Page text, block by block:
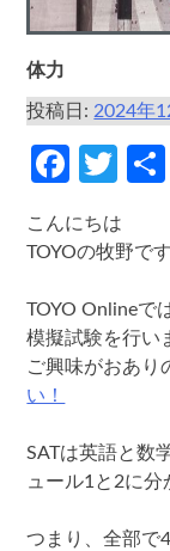
体力
投稿日:2024年
こんにちは
TOYOの牧野です
TOYO Onlineで
模擬試験を行い
ご興味がおあり
い！
SATは英語と数
ュール1と2に分
つまり、全部で